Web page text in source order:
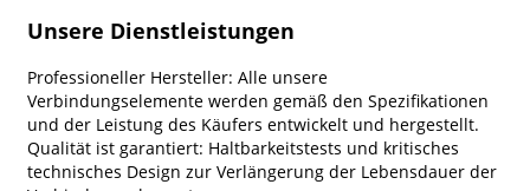
Unsere Dienstleistungen
Professioneller Hersteller: Alle unsere
Verbindungselemente werden gemäß den Spezifikationen
und der Leistung des Käufers entwickelt und hergestellt.
Qualität ist garantiert: Haltbarkeitstests und kritisches
technisches Design zur Verlängerung der Lebensdauer der